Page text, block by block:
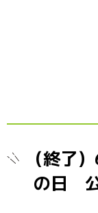
（終了
の日